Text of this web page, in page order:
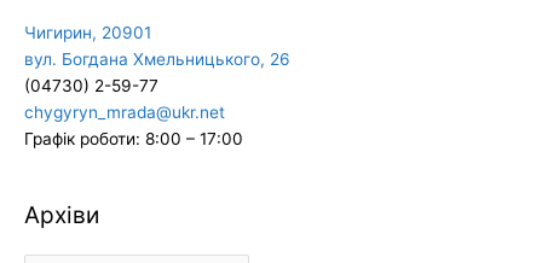
Чигирин, 20901
вул. Богдана Хмельницького, 26
(04730) 2-59-77
chygyryn_mrada@ukr.net
Графік роботи: 8:00 – 17:00
Архіви
Архіви